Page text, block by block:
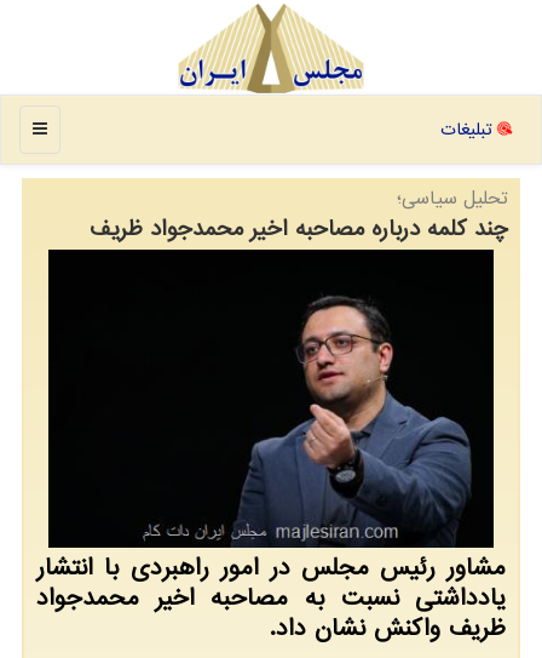
منو تبلیغات
تحلیل سیاسی؛
چند کلمه درباره مصاحبه اخیر محمدجواد ظریف
مشاور رئیس مجلس در امور راهبردی با انتشار
یادداشتی نسبت به مصاحبه اخیر محمدجواد
ظریف واکنش نشان داد.